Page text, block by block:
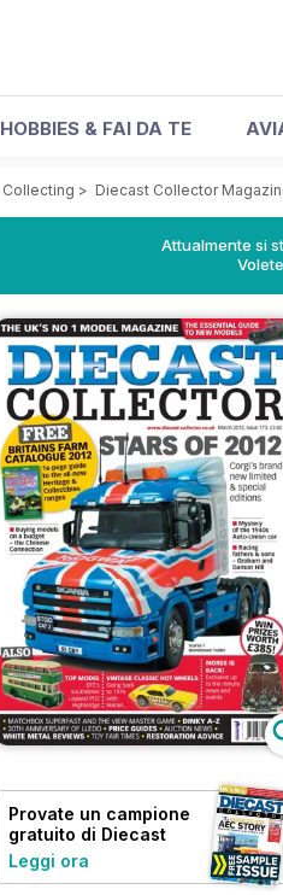
HOBBIES & FAI DA TE
Collecting > Diecast Collector
Attualmente si
Provate un campione
gratuito di Diecast
Collector
Leggi ora